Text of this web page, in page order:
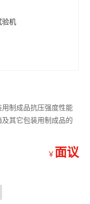
制成品抗压强度性能
其它包装用制成品的
￥ 面议